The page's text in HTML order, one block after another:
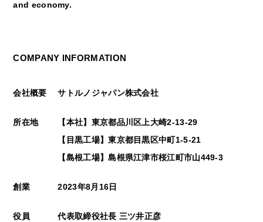
and economy.
COMPANY INFORMATION
会社概要 サトルノジャパン株式会社
所在地
【本社】東京都品川区上大崎2-13-29
【目黒工場】東京都目黒区中町1-5-21
【島根工場】島根県江津市桜江町市山449-3
創業 2023年8月16日
役員 代表取締役社長 三ツ井正彦